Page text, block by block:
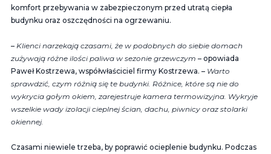
komfort przebywania w zabezpieczonym przed utratą ciepła
budynku oraz oszczędności na ogrzewaniu.
– Klienci narzekają czasami, że w podobnych do siebie domach
zużywają różne ilości paliwa w sezonie grzewczym – opowiada
Paweł Kostrzewa, współ­właściciel firmy Kostrzewa. – Warto
sprawdzić, czym różnią się te budynki. Różnice, które są nie do
wykrycia gołym okiem, zarejestruje kamera termowizyjna. Wykryje
wszelkie wady izolacji cieplnej ścian, dachu, piwnicy oraz stolarki
okiennej.
Czasami niewiele trzeba, by poprawić ocieplenie budynku. Podczas